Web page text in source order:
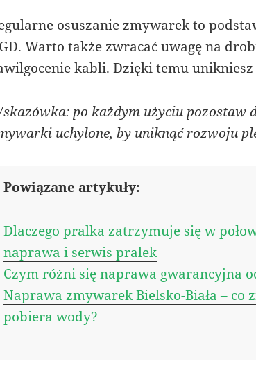
osuszanie zmywarek to
Warto także zwracać uwagę na
kabli. Dzięki temu
po każdym użyciu
uchylone, by uniknąć rozwoju
Powiązane artykuły:
Dlaczego pralka zatrzymuje się w
naprawa i serwis pralek
Czym różni się naprawa gwarancyjna
Naprawa zmywarek Bielsko-Biała – co
pobiera wody?